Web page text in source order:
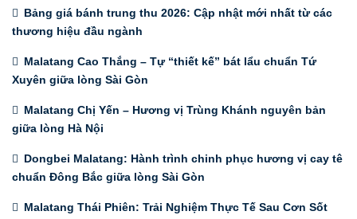
Bảng giá bánh trung thu 2026: Cập nhật mới nhất từ các
thương hiệu đầu ngành
Malatang Cao Thắng – Tự “thiết kế” bát lẩu chuẩn Tứ
Xuyên giữa lòng Sài Gòn
Malatang Chị Yến – Hương vị Trùng Khánh nguyên bản
giữa lòng Hà Nội
Dongbei Malatang: Hành trình chinh phục hương vị cay tê
chuẩn Đông Bắc giữa lòng Sài Gòn
Malatang Thái Phiên: Trải Nghiệm Thực Tế Sau Cơn Sốt